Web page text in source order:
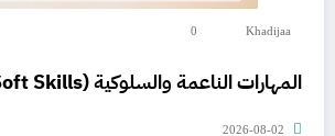
Khadijaa
0
المهارات الناعمة والسلوكية (Soft Skills)
2026-08-02